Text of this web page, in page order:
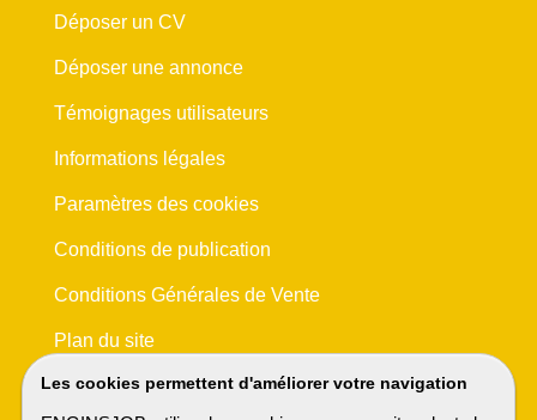
Les cookies permettent d'améliorer votre navigation
Déposer un CV
Déposer une annonce
Témoignages utilisateurs
Informations légales
Paramètres des cookies
Conditions de publication
Conditions Générales de Vente
Plan du site